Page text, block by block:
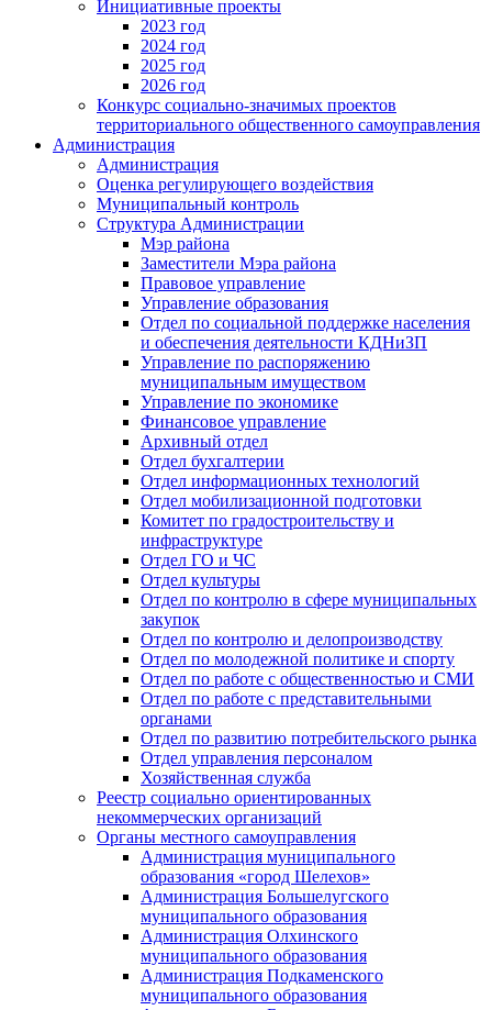
Инициативные проекты
2023 год
2024 год
2025 год
2026 год
Конкурс социально-значимых проектов
территориального общественного самоуправления
Администрация
Администрация
Оценка регулирующего воздействия
Муниципальный контроль
Структура Администрации
Мэр района
Заместители Мэра района
Правовое управление
Управление образования
Отдел по социальной поддержке населения
и обеспечения деятельности КДНиЗП
Управление по распоряжению
муниципальным имуществом
Управление по экономике
Финансовое управление
Архивный отдел
Отдел бухгалтерии
Отдел информационных технологий
Отдел мобилизационной подготовки
Комитет по градостроительству и
инфраструктуре
Отдел ГО и ЧС
Отдел культуры
Отдел по контролю в сфере муниципальных
закупок
Отдел по контролю и делопроизводству
Отдел по молодежной политике и спорту
Отдел по работе с общественностью и СМИ
Отдел по работе с представительными
органами
Отдел по развитию потребительского рынка
Отдел управления персоналом
Хозяйственная служба
Реестр социально ориентированных
некоммерческих организаций
Органы местного самоуправления
Администрация муниципального
образования «город Шелехов»
Администрация Большелугского
муниципального образования
Администрация Олхинского
муниципального образования
Администрация Подкаменского
муниципального образования